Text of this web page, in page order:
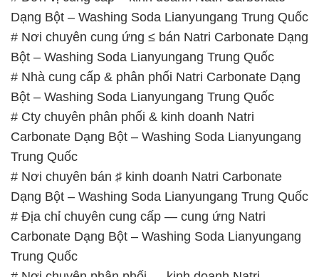
Bột – Washing Soda Lianyungang Trung Quốc
# Cty chuyên phân phối & kinh doanh Natri
Carbonate Dạng Bột – Washing Soda Lianyungang
Trung Quốc
# Nơi chuyên bán ♯ kinh doanh Natri Carbonate
Dạng Bột – Washing Soda Lianyungang Trung Quốc
# Địa chỉ chuyên cung cấp — cung ứng Natri
Carbonate Dạng Bột – Washing Soda Lianyungang
Trung Quốc
# Nơi chuyên phân phối → kinh doanh Natri
Carbonate Dạng Bột – Washing Soda Lianyungang
Trung Quốc
# Công ty chuyên phân phối & kinh doanh Natri
Carbonate Dạng Bột – Washing Soda Lianyungang